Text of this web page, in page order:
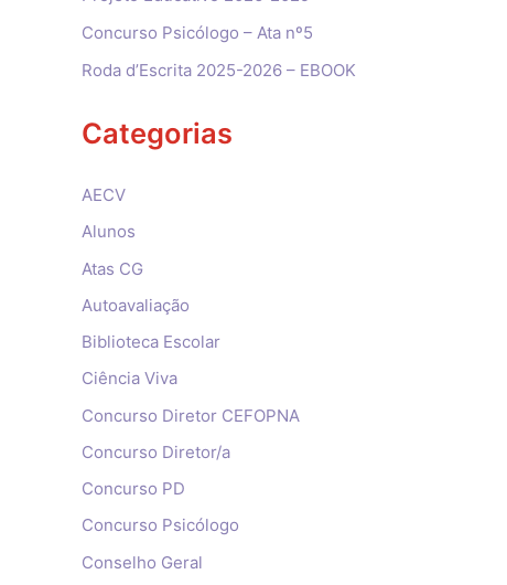
Concurso Psicólogo – Ata nº5
Roda d’Escrita 2025-2026 – EBOOK
Categorias
AECV
Alunos
Atas CG
Autoavaliação
Biblioteca Escolar
Ciência Viva
Concurso Diretor CEFOPNA
Concurso Diretor/a
Concurso PD
Concurso Psicólogo
Conselho Geral